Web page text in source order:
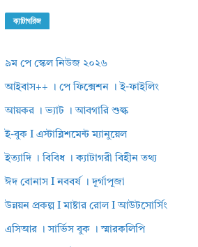
ক্যাটাগরিজ
৯ম পে স্কেল নিউজ ২০২৬
আইবাস++ । পে ফিক্সেশন । ই-ফাইলিং
আয়কর । ভ্যাট । আবগারি শুল্ক
ই-বুক I এস্টাব্লিশমেন্ট ম্যানুয়েল
ইত্যাদি । বিবিধ । ক্যাটাগরী বিহীন তথ্য
ঈদ বোনাস I নববর্ষ । দূর্গাপূজা
উন্নয়ন প্রকল্প I মাষ্টার রোল I আউটসোর্সিং
এসিআর । সার্ভিস বুক । স্মারকলিপি